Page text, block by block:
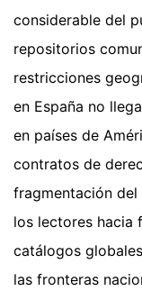
considerable del
repositorios
restricciones
en España no
en países de
contratos de
fragmentación
los lectores hacia
catálogos
las fronteras